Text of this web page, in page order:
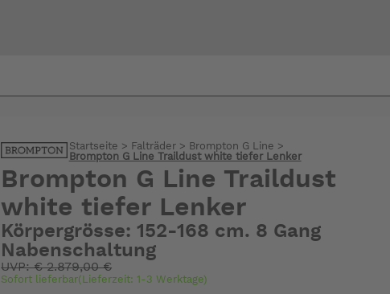
Startseite > Falträder> Brompton G Line >
Brompton G Line Traildust white tiefer Lenker
Brompton G Line Traildust
white tiefer Lenker
Körpergrösse: 152-168 cm. 8 Gang
Nabenschaltung
UVP:€2.879,00 €
Sofort lieferbar(Lieferzeit: 1-3 Werktage)